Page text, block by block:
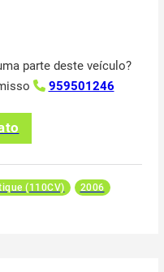
parte deste veículo?
959501246
(110CV)
2006